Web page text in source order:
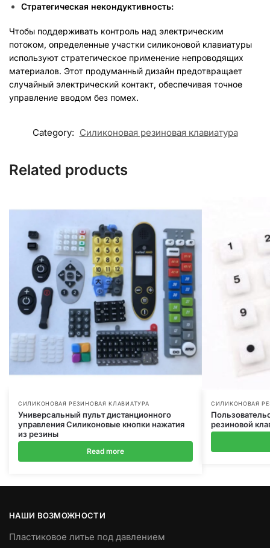
Стратегическая некондуктивность:
Чтобы поддерживать контроль над электрическим
потоком, определенные участки силиконовой клавиатуры
используют стратегическое применение непроводящих
материалов. Этот продуманный дизайн предотвращает
случайный электрический контакт, обеспечивая точное
управление вводом без помех.
Category: Силиконовая резиновая клавиатура
Related products
СИЛИКОНОВАЯ РЕЗИНОВАЯ КЛАВИАТУРА
Универсальный пульт дистанционного
управления Силиконовые кнопки нажатия
из резины
Read more
СИЛИКОНОВАЯ
резиновой
НАШИ ВОЗМОЖНОСТИ
Пластиковое литье под давлением